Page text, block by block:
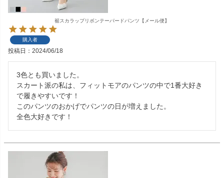
裾スカラップリボンテーパードパンツ【メール便】
購入者
投稿日 2024/06/18
3色とも買いました。
スカート派の私は、フィットモアのパンツの中で1番大好き
で履きやすいです！
このパンツのおかげでパンツの日が増えました。
全色大好きです！